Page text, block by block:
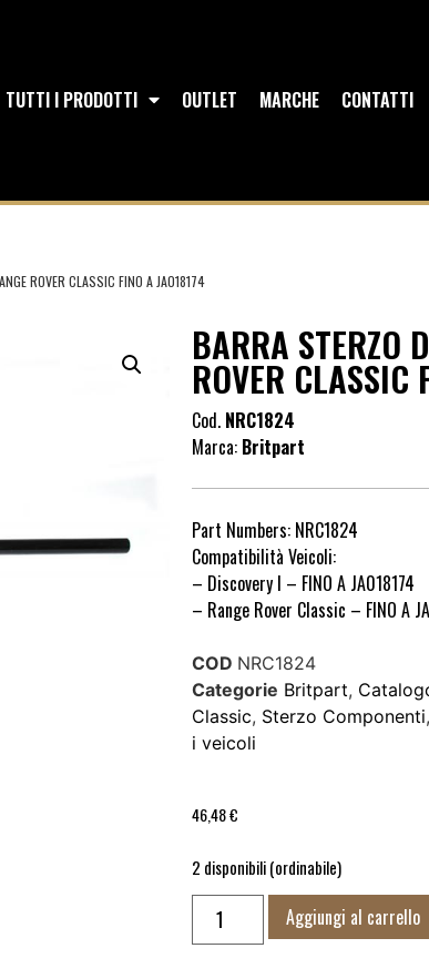
TUTTI I PRODOTTI OUTLET MARCHE CONTATTI
ROVER CLASSIC FINO A JA018174
BARRA STERZO
ROVER
Cod. NRC1824
Marca: Britpart
Part Numbers: NRC1824
Compatibilità Veicoli:
– Discovery I – FINO A JA018174
– Range Rover Classic – FINO A
COD NRC1824
Categorie Britpart,
Classic, Sterzo Componenti,
i veicoli
46,48€
2 disponibili (ordinabile)
Aggiungi al carrello